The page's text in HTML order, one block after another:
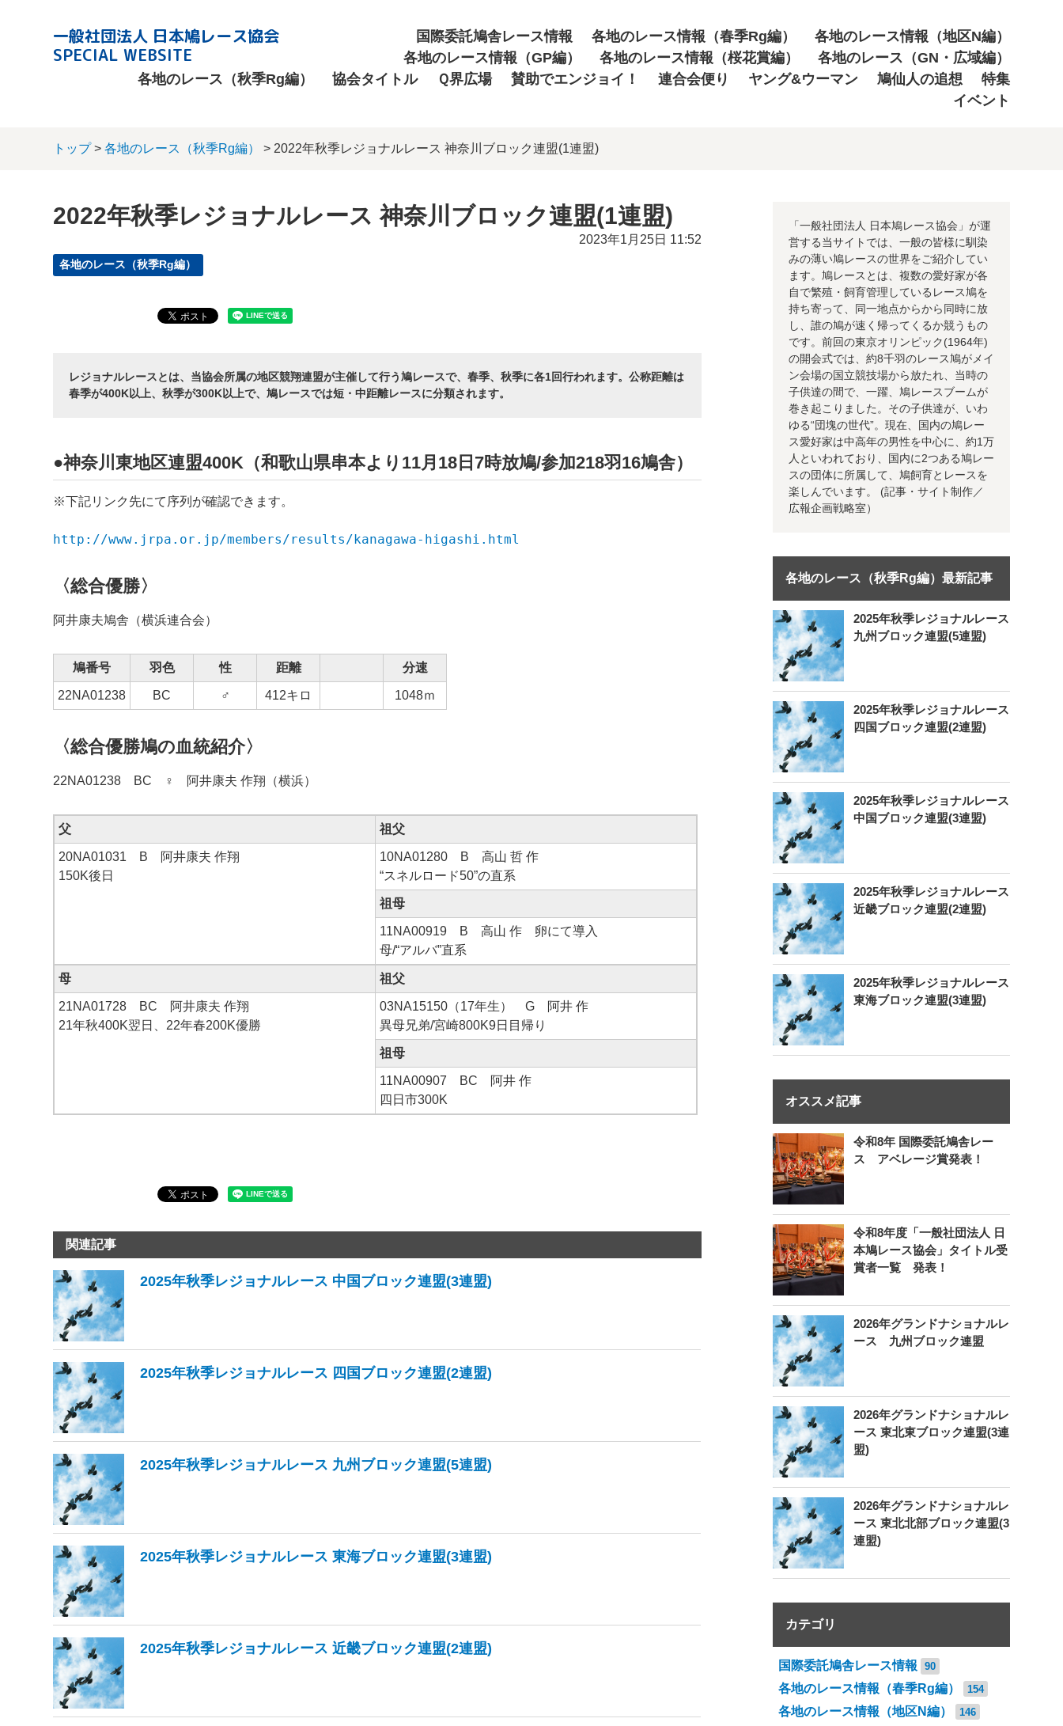
一般社団法人 日本鳩レース協会
SPECIAL WEBSITE
国際委託鳩舎レース情報 各地のレース情報（春季Rg編）
各地のレース情報（地区N編）
各地のレース情報（GP編）
各地のレース情報（桜花賞編）
各地のレース（GN・広域編）
各地のレース（秋季Rg編）
協会タイトル Ｑ界広場 賛助でエンジョイ！ 連合会便り ヤング&ウーマン 鳩仙人の追想
特集
イベント
トップ>各地のレース（秋季Rg編） > 2022年秋季レジョナルレース 神奈川ブロック連盟(1連盟)
2022年秋季レジョナルレース 神奈川ブロック連盟(1連盟)
2023年1月25日 11:52
各地のレース（秋季Rg編）
レジョナルレースとは、当協会所属の地区競翔連盟が主催して行う鳩レースで、春季、秋季に各1回行われます。公称距離は
春季が400K以上、秋季が300K以上で、鳩レースでは短・中距離レースに分類されます。
●神奈川東地区連盟400K（和歌山県串本より11月18日7時放鳩/参加218羽16鳩舎）
※下記リンク先にて序列が確認できます。
http://www.jrpa.or.jp/members/results/kanagawa-higashi.html
〈総合優勝〉
阿井康夫鳩舎（横浜連合会）
鳩番号 羽色 性 距離 分速
22NA01238 BC ♂ 412キロ 1048ｍ
〈総合優勝鳩の血統紹介〉
22NA01238 BC ♀ 阿井康夫 作翔（横浜）
父 祖父
20NA01031 B 阿井康夫 作翔
150K後日
10NA01280 B 高山 哲 作
“スネルロード50”の直系
祖母
11NA00919 B 高山 作 卵にて導入
母/“アルバ”直系
母 祖父
21NA01728 BC 阿井康夫 作翔
21年秋400K翌日、22年春200K優勝
03NA15150（17年生） G 阿井 作
異母兄弟/宮崎800K9日目帰り
祖母
11NA00907 BC 阿井 作
四日市300K
関連記事
2025年秋季レジョナルレース 中国ブロック連盟(3連盟)
2025年秋季レジョナルレース 四国ブロック連盟(2連盟)
2025年秋季レジョナルレース 九州ブロック連盟(5連盟)
2025年秋季レジョナルレース 東海ブロック連盟(3連盟)
2025年秋季レジョナルレース 近畿ブロック連盟(2連盟)
「一般社団法人 日本鳩レース協会」が運
営する当サイトでは、一般の皆様に馴染
みの薄い鳩レースの世界をご紹介してい
ます。鳩レースとは、複数の愛好家が各
自で繁殖・飼育管理しているレース鳩を
持ち寄って、同一地点からから同時に放
し、誰の鳩が速く帰ってくるか競うもの
です。前回の東京オリンピック(1964年)
の開会式では、約8千羽のレース鳩がメイ
ン会場の国立競技場から放たれ、当時の
子供達の間で、一躍、鳩レースブームが
巻き起こりました。その子供達が、いわ
ゆる“団塊の世代”。現在、国内の鳩レー
ス愛好家は中高年の男性を中心に、約1万
人といわれており、国内に2つある鳩レー
スの団体に所属して、鳩飼育とレースを
楽しんでいます。 (記事・サイト制作／
広報企画戦略室）
各地のレース（秋季Rg編）最新記事
2025年秋季レジョナルレース
九州ブロック連盟(5連盟)
2025年秋季レジョナルレース
四国ブロック連盟(2連盟)
2025年秋季レジョナルレース
中国ブロック連盟(3連盟)
2025年秋季レジョナルレース
近畿ブロック連盟(2連盟)
2025年秋季レジョナルレース
東海ブロック連盟(3連盟)
オススメ記事
令和8年 国際委託鳩舎レー
ス アベレージ賞発表！
令和8年度「一般社団法人 日
本鳩レース協会」タイトル受
賞者一覧 発表！
2026年グランドナショナルレ
ース 九州ブロック連盟
2026年グランドナショナルレ
ース 東北東ブロック連盟(3連
盟)
2026年グランドナショナルレ
ース 東北北部ブロック連盟(3
連盟)
カテゴリ
国際委託鳩舎レース情報 90
各地のレース情報（春季Rg編） 154
各地のレース情報（地区N編） 146